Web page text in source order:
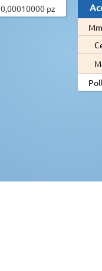
0,00010000 pz